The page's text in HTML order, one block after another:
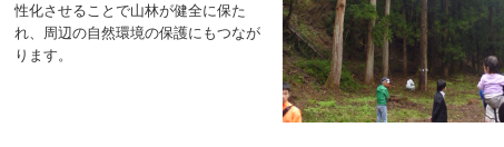
性化させることで山林が健全に保た
れ、周辺の自然環境の保護にもつなが
ります。